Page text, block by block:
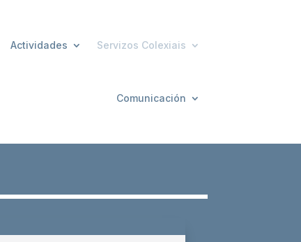
Actividades Servizos Colexiais
Comunicación